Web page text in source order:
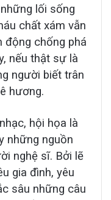
lối sống
chất xám vẫn
động chống phá
nếu thật sự là
người biết trân
hương.
hội họa là
những nguồn
nghệ sĩ. Bởi lẽ
gia đình, yêu
sâu những câu